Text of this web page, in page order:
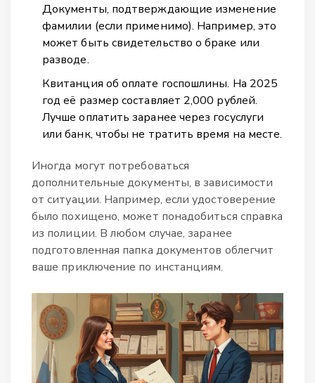
Документы, подтверждающие изменение
фамилии (если применимо). Например, это
может быть свидетельство о браке или
разводе.
Квитанция об оплате госпошлины. На 2025
год её размер составляет 2,000 рублей.
Лучше оплатить заранее через госуслуги
или банк, чтобы не тратить время на месте.
Иногда могут потребоваться
дополнительные документы, в зависимости
от ситуации. Например, если удостоверение
было похищено, может понадобиться справка
из полиции. В любом случае, заранее
подготовленная папка документов облегчит
ваше приключение по инстанциям.